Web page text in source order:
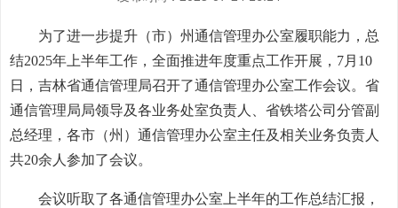
为了进一步提升（市）州通信管理办公室履职能力，总
结2025年上半年工作，全面推进年度重点工作开展，7月10
日，吉林省通信管理局召开了通信管理办公室工作会议。省
通信管理局局领导及各业务处室负责人、省铁塔公司分管副
总经理，各市（州）通信管理办公室主任及相关业务负责人
共20余人参加了会议。
会议听取了各通信管理办公室上半年的工作总结汇报，